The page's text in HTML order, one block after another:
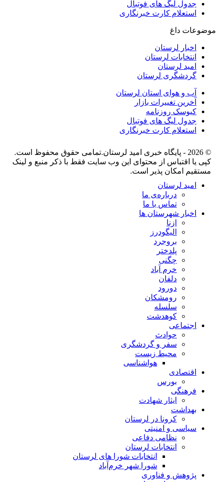
جدول لیگ های فوتبال
استعلام کارت خبرنگاری
موضوعات داغ
اخبار لرستان
انتخابات لرستان
امید لرستان
گردشگری لرستان
آب و هوای استان لرستان
آخرین تغییرات بازار
کیوسک روزنامه
جدول لیگ های فوتبال
استعلام کارت خبرنگاری
© 2026 - پایگاه خبری اميد لرستان.تمامی حقوق محفوظ است.
کپی یا اقتباس از محتوای این وب سایت فقط با ذکر منبع و لینک
مستقیم امکان پذیر است.
امید لرستان
درباره‌ی ما
تماس با ما
اخبار شهرستان ها
ازنا
الیگودرز
بروجرد
پلدختر
چگنی
خرم آباد
دلفان
دورود
رومشکان
سلسله
کوهدشت
اجتماعی
حوادث
سفر و گردشگری
محیط زیست
هواشناسی
اقتصادی
بورس
فرهنگی
ایثار شهادت
بهداشت
کرونا در لرستان
سیاسی و امنیتی
نظامی دفاعی
انتخابات لرستان
انتخابات شورا های لرستان
شورا شهر خرم‌آباد
پژوهش و فناوری